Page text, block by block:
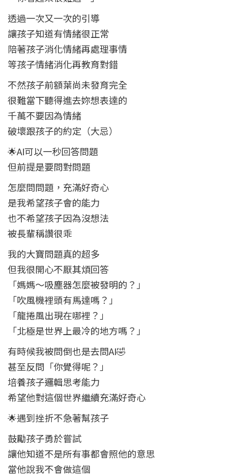
透過一次又一次的引導
讓孩子知道有情緒很正常
陪著孩子消化情緒再處理事情
等孩子情緒消化再教育對錯
不然孩子前額葉尚未發育完全
很難當下聽得進去妳想表達的
千萬不要因為情緒
破壞跟孩子的約定（大忌）
🌟AI可以一秒回答問題
但前提是要問對問題
怎麼問問題，充滿好奇心
是我希望孩子會的能力
也不希望孩子因為沒想法
被長輩稱讚很乖
我的大寶問題真的超多
但我很開心不厭其煩回答
「媽媽～吸塵器怎麼被發明的？」
「吹風機裡頭有馬達嗎？」
「龍捲風出現在哪裡？」
「北極是世界上最冷的地方嗎？」
有時候我被問倒也是去問AI🤣
甚至反問「你覺得呢？」
培養孩子邏輯思考能力
希望他對這個世界繼續充滿好奇心
🌟遇到挫折不急著幫孩子
鼓勵孩子勇於嘗試
讓他知道不是所有事都會照他的意思
當他說我不會做這個